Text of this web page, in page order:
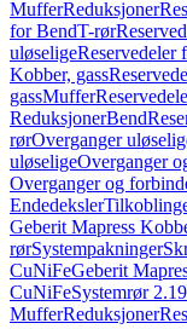
MufferReduksjoner
for BendT-rør
uløseligeReservedeler
Kobber, gass
gassMuffer
ReduksjonerBend
rørOverganger
uløseligeOverganger
Overganger og
Endedeksler
Geberit Mapress
rørSystempakninger
CuNiFeGeberit
CuNiFeSystemrør
MufferReduksjoner